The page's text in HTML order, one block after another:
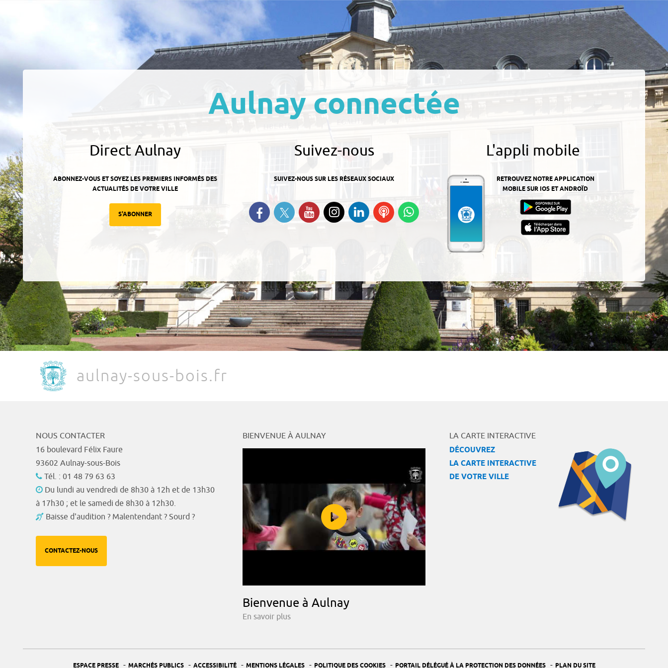
Aulnay connectée
Direct Aulnay
ABONNEZ-VOUS ET SOYEZ LES PREMIERS INFORMÉS DES
ACTUALITÉS DE VOTRE VILLE
S'ABONNER
Suivez-nous
SUIVEZ-NOUS SUR LES RÉSEAUX SOCIAUX
Retrouvez-nous sur Facebook
Suivez-nous sur Twitter
Suivez-nous sur YouTube
Suivez-nous sur
Instagram
Retrouvez-nous
sur Linkedin
Ecoutez
nos
L'appli mobile
RETROUVEZ NOTRE APPLICATION
MOBILE SUR IOS ET ANDROÏD
aulnay-sous-bois.fr
NOUS CONTACTER
16 boulevard Félix Faure
93602 Aulnay-sous-Bois
Tél. : 01 48 79 63 63
Du lundi au vendredi de 8h30 à 12h et de 13h30
à 17h30 ; et le samedi de 8h30 à 12h30.
Baisse d'audition ? Malentendant ? Sourd ?
CONTACTEZ-NOUS
BIENVENUE À AULNAY
Bienvenue à Aulnay
En savoir plus
LA CARTE INTERACTIVE
DÉCOUVREZ
LA CARTE INTERACTIVE
DE VOTRE VILLE
ESPACE PRESSE - MARCHÉS PUBLICS - ACCESSIBILITÉ - MENTIONS LÉGALES - POLITIQUE DES COOKIES - PORTAIL DÉLÉGUÉ À LA PROTECTION DES DONNÉES - PLAN DU SITE